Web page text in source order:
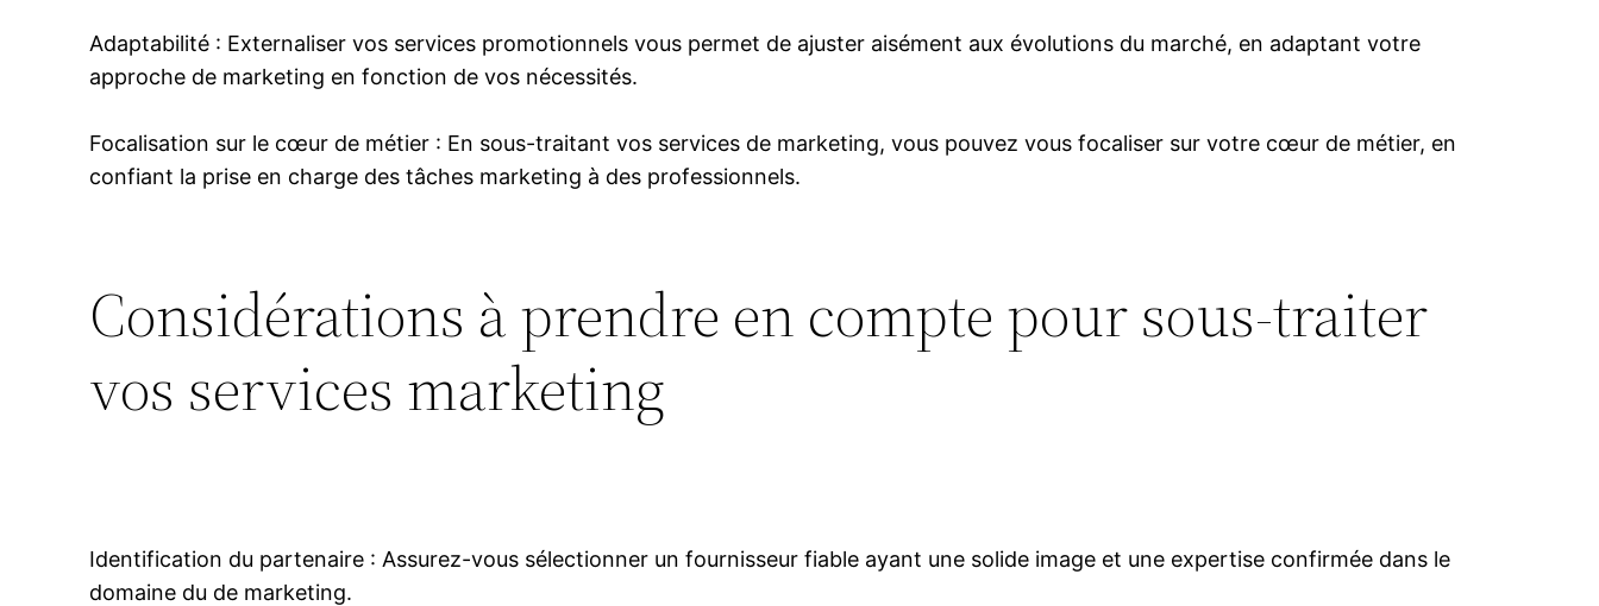
Adaptabilité : Externaliser vos services promotionnels vous permet de ajuster aisément aux évolutions du marché, en adaptant votre
approche de marketing en fonction de vos nécessités.
Focalisation sur le cœur de métier : En sous-traitant vos services de marketing, vous pouvez vous focaliser sur votre cœur de métier, en
confiant la prise en charge des tâches marketing à des professionnels.
Considérations à prendre en compte pour sous-traiter
vos services marketing
Identification du partenaire : Assurez-vous sélectionner un fournisseur fiable ayant une solide image et une expertise confirmée dans le
domaine du de marketing.